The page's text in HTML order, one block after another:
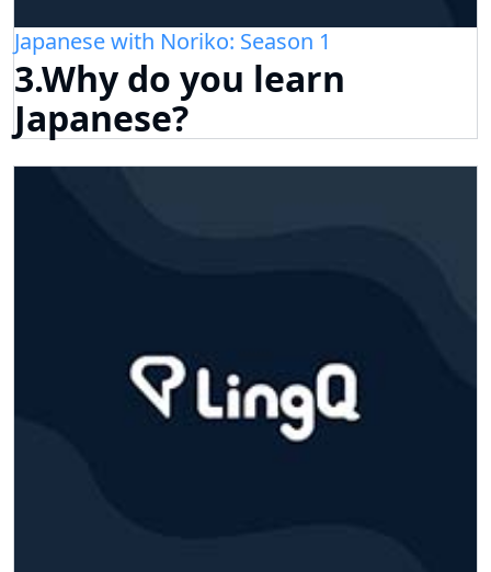
Japanese with Noriko: Season 1
3.Why do you learn
Japanese?